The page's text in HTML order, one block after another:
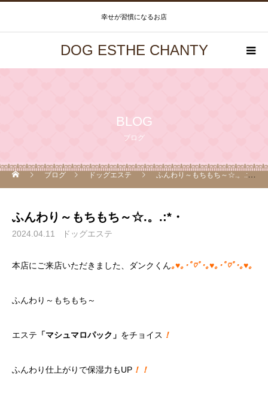
幸せが習慣になるお店
DOG ESTHE CHANTY
BLOG
ブログ
ブログ ドッグエステ ふんわり～もちもち～☆.。.:*・
ふんわり～もちもち～☆.。.:*・
2024.04.11 ドッグエステ
本店にご来店いただきました、ダンクくん｡♥｡･ﾟ♡ﾟ･｡♥｡･ﾟ♡ﾟ･｡♥｡
ふんわり～もちもち～
エステ 「マシュマロパック」 をチョイス ！
ふんわり仕上がりで保湿力もUP ！！